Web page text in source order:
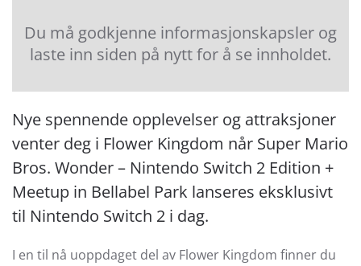
Du må godkjenne informasjonskapsler og
laste inn siden på nytt for å se innholdet.
Nye spennende opplevelser og attraksjoner
venter deg i Flower Kingdom når Super Mario
Bros. Wonder – Nintendo Switch 2 Edition +
Meetup in Bellabel Park lanseres eksklusivt
til Nintendo Switch 2 i dag.
I en til nå uoppdaget del av Flower Kingdom finner du